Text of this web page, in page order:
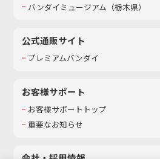
バンダイミュージアム（栃木県）
公式通販サイト
プレミアムバンダイ
お客様サポート
お客様サポートトップ
重要なお知らせ